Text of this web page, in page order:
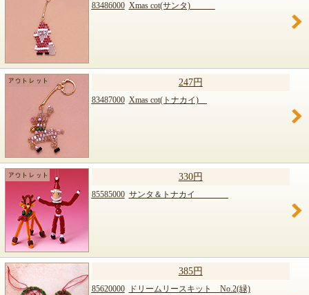
83486000 Xmas cot(サンタ)
247円
83487000 Xmas cot(トナカイ)
330円
85585000 サンタ＆トナカイ
385円
85620000 ドリームリースキット No.2(緑)